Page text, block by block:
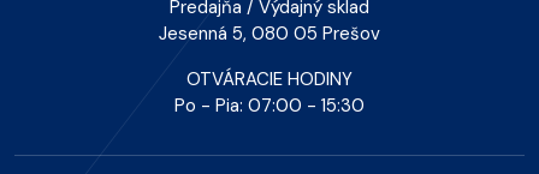
Predajňa / Výdajný sklad
Jesenná 5, 080 05 Prešov
OTVÁRACIE HODINY
Po - Pia: 07:00 - 15:30